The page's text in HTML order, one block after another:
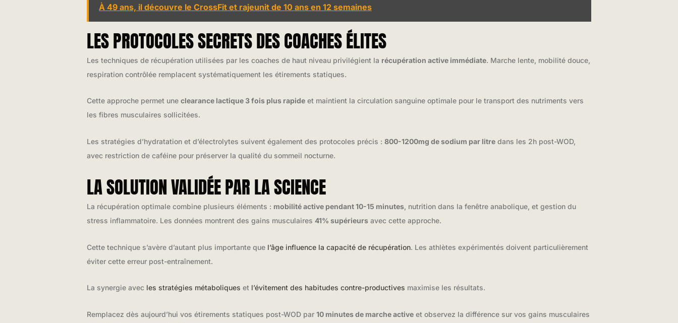
À 49 ans, il découvre le CrossFit et rajeunit de 10 ans en 12 semaines
LES PROTOCOLES SECRETS DES COACHES ÉLITES
Les techniques de récupération utilisées par les coaches de haut niveau privilégient la récupération active immédiate. Marche lente, mobilité douce,
respiration contrôlée remplacent systématiquement les étirements statiques.
Cette approche permet une clearance lactique 3 fois plus rapide et maintient la circulation sanguine optimale pour le transport des nutriments vers
les fibres musculaires sollicitées.
Les stratégies d’hydratation et d’électrolytes suivent également des protocoles précis : 800-1200mg de sodium par litre dans les 2h post-WOD,
avec restriction de caféine pour préserver la qualité du sommeil nocturne.
LA SOLUTION VALIDÉE PAR LA SCIENCE
La récupération optimale combine plusieurs éléments : mobilité active pendant 10-15 minutes , nutrition dans la fenêtre anabolique, et gestion du
stress inflammatoire. Les données montrent des gains musculaires 41% supérieurs avec cette approche.
Cette technique s’avère d’autant plus importante que l’âge influence la capacité de récupération. Les athlètes expérimentés doivent particulièrement
éviter cette erreur post-entraînement.
La synergie avec les stratégies métaboliques et l’évitement des habitudes contre-productives maximise les résultats.
Remplacez dès aujourd’hui vos étirements statiques post-WOD par 10 minutes de marche active et observez la différence sur vos gains musculaires